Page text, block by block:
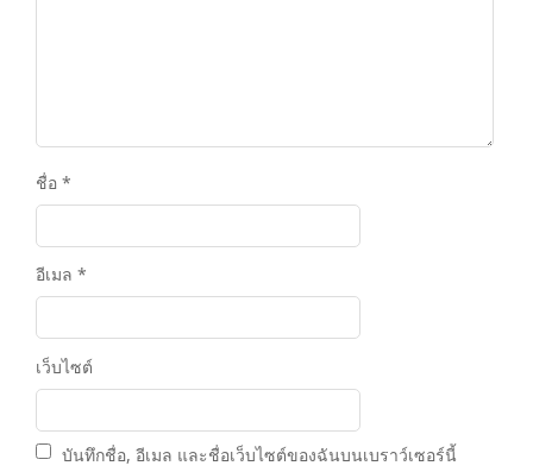
ชื่อ *
อีเมล *
เว็บไซต์
บันทึกชื่อ, อีเมล และชื่อเว็บไซต์ของฉันบนเบราว์เซอร์นี้